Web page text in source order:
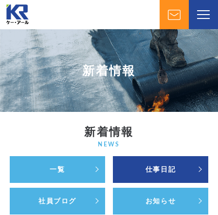
新着情報
新着情報
NEWS
一覧 仕事日記
社員ブログ お知らせ